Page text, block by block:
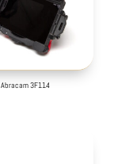
Abracam 3F114